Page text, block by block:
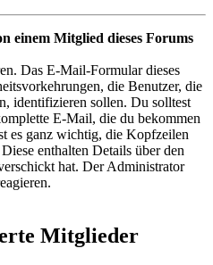
einem Mitglied dieses Forums
Das E-Mail-Formular dieses
die Benutzer, die
identifizieren sollen. Du solltest
E-Mail, die du bekommen
es ganz wichtig, die Kopfzeilen
enthalten Details über den
hat. Der Administrator
Mitglieder